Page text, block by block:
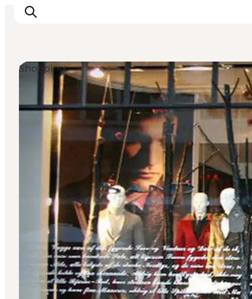
Inspirasjon
Reisemål
Aktiviteter
Overnatting
Planlegg reisen
Shopping